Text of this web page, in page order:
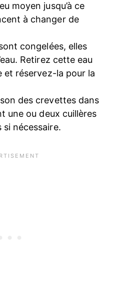
moyen jusqu’à ce
à changer de
congelées, elles
Retirez cette eau
et réservez-la pour la
des crevettes dans
une ou deux cuillères
si nécessaire.